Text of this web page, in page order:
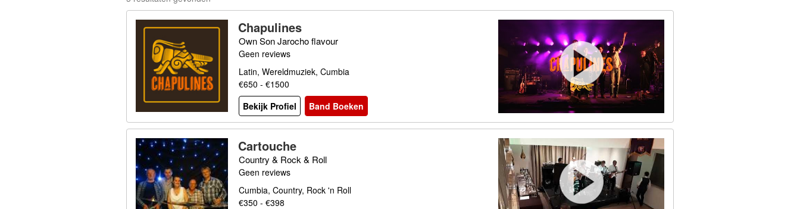
Chapulines
Own Son Jarocho flavour
Geen reviews
Latin, Wereldmuziek, Cumbia
€650 - €1500
Bekijk Profiel
Band Boeken
Cartouche
Country & Rock & Roll
Geen reviews
Cumbia, Country, Rock 'n Roll
€350 - €398